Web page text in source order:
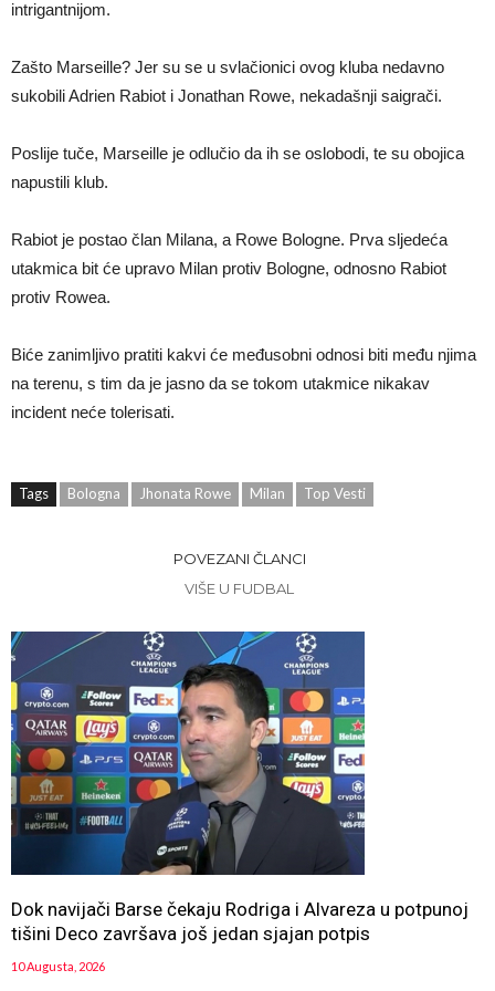
intrigantnijom.
Zašto Marseille? Jer su se u svlačionici ovog kluba nedavno
sukobili Adrien Rabiot i Jonathan Rowe, nekadašnji saigrači.
Poslije tuče, Marseille je odlučio da ih se oslobodi, te su obojica
napustili klub.
Rabiot je postao član Milana, a Rowe Bologne. Prva sljedeća
utakmica bit će upravo Milan protiv Bologne, odnosno Rabiot
protiv Rowea.
Biće zanimljivo pratiti kakvi će međusobni odnosi biti među njima
na terenu, s tim da je jasno da se tokom utakmice nikakav
incident neće tolerisati.
Tags Bologna Jhonata Rowe Milan Top Vesti
POVEZANI ČLANCI
VIŠE U FUDBAL
Dok navijači Barse čekaju Rodriga i Alvareza u potpunoj
tišini Deco završava još jedan sjajan potpis
10 Augusta, 2026